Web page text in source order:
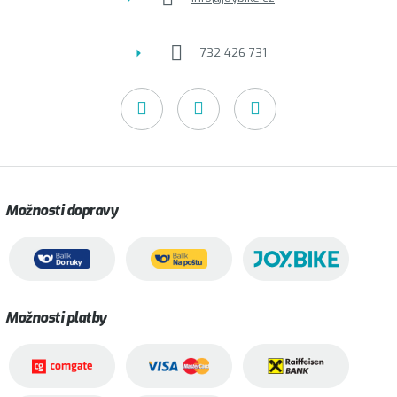
732 426 731
Možnosti dopravy
Možnosti platby